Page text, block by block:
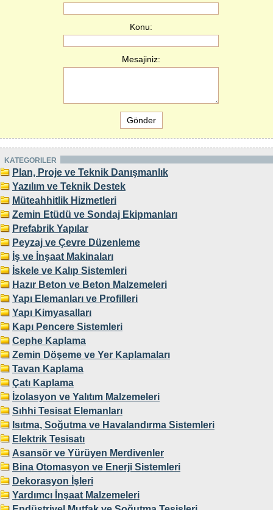
Konu:
Mesajiniz:
KATEGORILER
Plan, Proje ve Teknik Danışmanlık
Yazılım ve Teknik Destek
Müteahhitlik Hizmetleri
Zemin Etüdü ve Sondaj Ekipmanları
Prefabrik Yapılar
Peyzaj ve Çevre Düzenleme
İş ve İnşaat Makinaları
İskele ve Kalıp Sistemleri
Hazır Beton ve Beton Malzemeleri
Yapı Elemanları ve Profilleri
Yapı Kimyasalları
Kapı Pencere Sistemleri
Cephe Kaplama
Zemin Döşeme ve Yer Kaplamaları
Tavan Kaplama
Çatı Kaplama
İzolasyon ve Yalıtım Malzemeleri
Sıhhi Tesisat Elemanları
Isıtma, Soğutma ve Havalandırma Sistemleri
Elektrik Tesisatı
Asansör ve Yürüyen Merdivenler
Bina Otomasyon ve Enerji Sistemleri
Dekorasyon İşleri
Yardımcı İnşaat Malzemeleri